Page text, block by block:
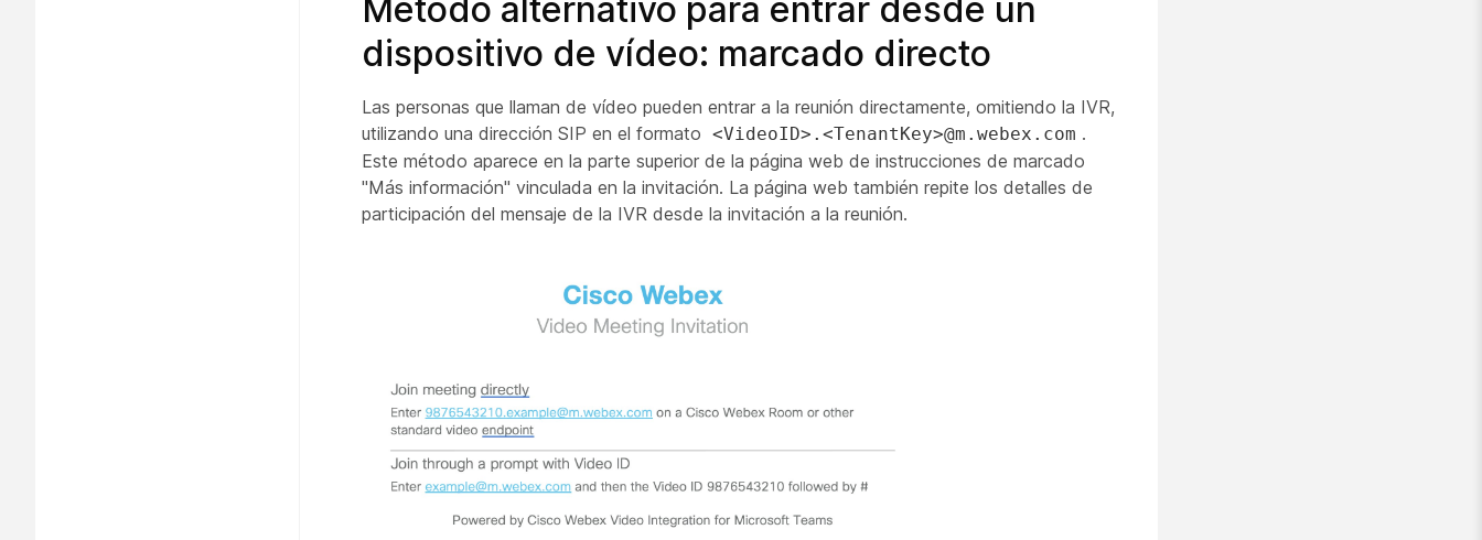
Método alternativo para entrar desde un
dispositivo de vídeo: marcado directo
Las personas que llaman de vídeo pueden entrar a la reunión directamente, omitiendo la IVR,
utilizando una dirección SIP en el formato <VideoID>.<TenantKey>@m.webex.com .
Este método aparece en la parte superior de la página web de instrucciones de marcado
"Más información" vinculada en la invitación. La página web también repite los detalles de
participación del mensaje de la IVR desde la invitación a la reunión.